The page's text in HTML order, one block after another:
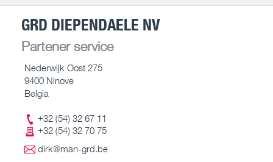
GRD DIEPENDAELE NV
Partener service
Nederwijk Oost 275
9400 Ninove
Belgia
+32 (54) 32 67 11
+32 (54) 32 70 75
dirk@man-grd.be